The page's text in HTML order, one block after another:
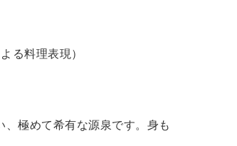
る料理表現）
極めて希有な源泉です。身も